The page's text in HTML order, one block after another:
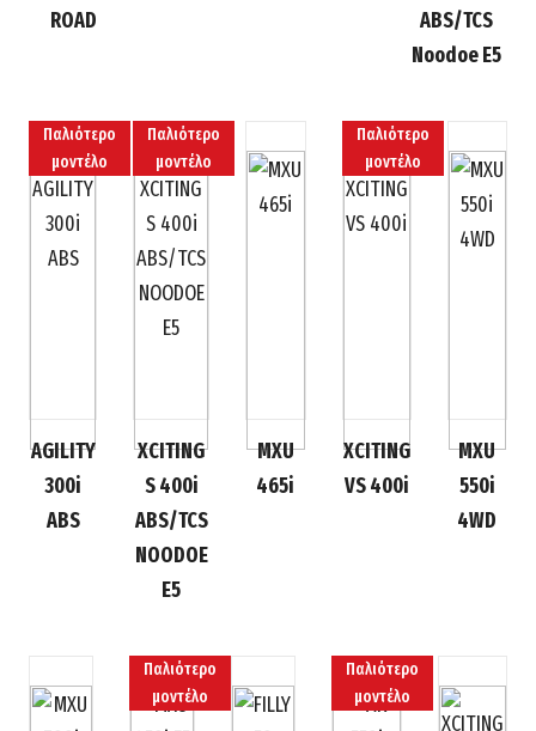
ROAD
ABS/TCS
Nοοdoe E5
Παλιότερο
μοντέλο
AGILITY
300i
ABS
Παλιότερο
μοντέλο
XCITING
S 400i
ABS/TCS
NOODOE
E5
MXU
465i
Παλιότερο
μοντέλο
XCITING
VS 400i
MXU
550i
4WD
Παλιότερο
μοντέλο
Παλιότερο
μοντέλο